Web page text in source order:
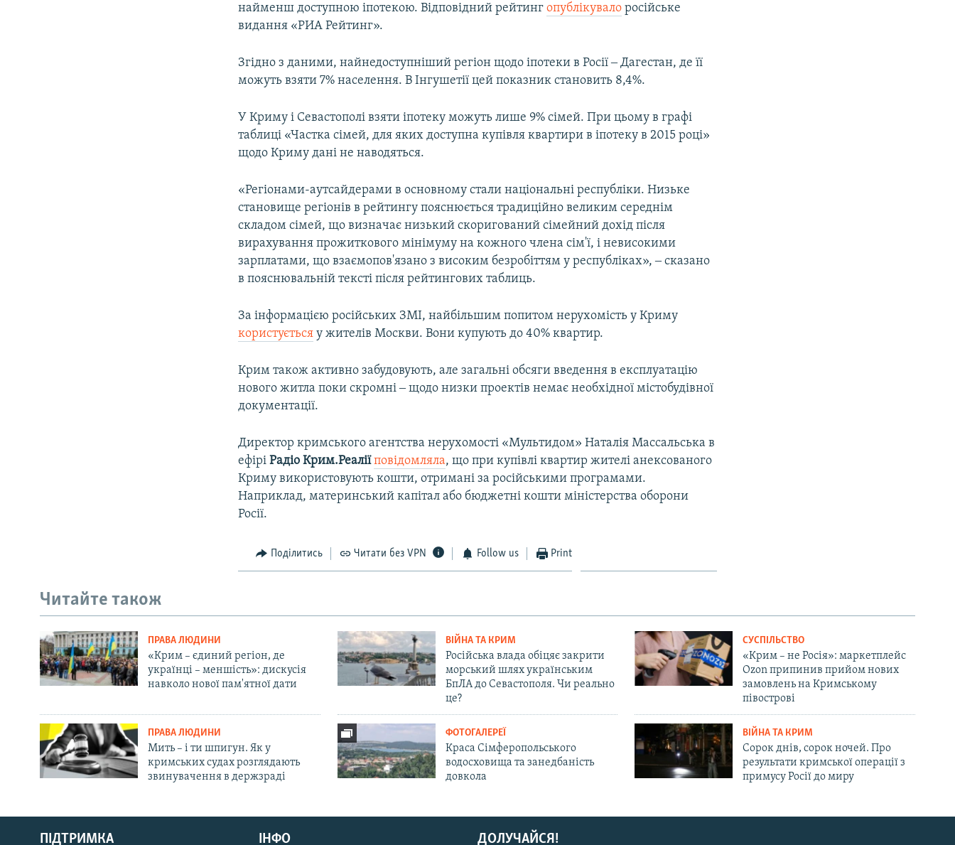
Русский
Qırımtatar
найменш доступною іпотекою. Відповідний рейтингопублікувало російське
видання «РИА Рейтинг».
Згідно з даними, найнедоступніший регіон щодо іпотеки в Росії ‒ Дагестан, де її
можуть взяти 7% населення. В Інгушетії цей показник становить 8,4%.
У Криму і Севастополі взяти іпотеку можуть лише 9% сімей. При цьому в графі
таблиці «Частка сімей, для яких доступна купівля квартири в іпотеку в 2015 році»
щодо Криму дані не наводяться.
«Регіонами-аутсайдерами в основному стали національні республіки. Низьке
становище регіонів в рейтингу пояснюється традиційно великим середнім
складом сімей, що визначає низький скоригований сімейний дохід після
вирахування прожиткового мінімуму на кожного члена сім'ї, і невисокими
зарплатами, що взаємопов'язано з високим безробіттям у республіках», ‒ сказано
в пояснювальній тексті після рейтингових таблиць.
За інформацією російських ЗМІ, найбільшим попитом нерухомість у Криму
користується у жителів Москви. Вони купують до 40% квартир.
Крим також активно забудовують, але загальні обсяги введення в експлуатацію
нового житла поки скромні ‒ щодо низки проектів немає необхідної містобудівної
документації.
Директор кримського агентства нерухомості «Мультидом» Наталія Массальська в
ефіріРадіо Крим.Реалії повідомляла, що при купівлі квартир жителі анексованого
Криму використовують кошти, отримані за російськими програмами.
Наприклад, материнський капітал або бюджетні кошти міністерства оборони
Росії.
Поділитись Читати без VPN Follow us Print
Читайте також
ПРАВА ЛЮДИНИ
«Крим – єдиний регіон, де
українці – меншість»: дискусія
навколо нової пам'ятної дати
ВІЙНА ТА КРИМ
Російська влада обіцяє закрити
морський шлях українським
БпЛА до Севастополя. Чи реально
це?
СУСПІЛЬСТВО
«Крим – не Росія»: маркетплейс
Ozon припинив прийом нових
замовлень на Кримському
півострові
ПРАВА ЛЮДИНИ
Мить – і ти шпигун. Як у
кримських судах розглядають
звинувачення в держзраді
ФОТОГАЛЕРЕЇ
Краса Сімферопольського
водосховища та занедбаність
довкола
ВІЙНА ТА КРИМ
Сорок днів, сорок ночей. Про
результати кримської операції з
примусу Росії до миру
ДОЛУЧАЙСЯ!
ПІДТРИМКА ІНФО